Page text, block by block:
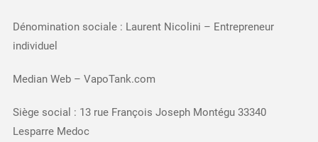
Dénomination sociale : Laurent Nicolini – Entrepreneur
individuel
Median Web – VapoTank.com
Siège social : 13 rue François Joseph Montégu 33340
Lesparre Medoc